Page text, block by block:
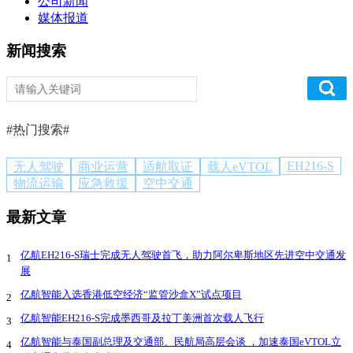
媒体报道
新闻搜索
#热门搜索#
无人驾驶 商业运营 适航取证 载人eVTOL
EH216-S
物流运输
应急救援 空中交通
最新文章
1
亿航EH216-S瑞士完成无人驾驶首飞，助力阿尔卑斯地区先进空中交通发
展
2 亿航智能入选香港低空经济“监管沙盒X”试点项目
3 亿航智能EH216-S完成墨西哥及拉丁美洲首次载人飞行
4
亿航智能与泰国副总理及交通部、民航局高层会谈 ，加速泰国eVTOL立